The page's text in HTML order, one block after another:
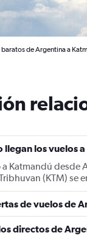
baratos de Argentina a
llegan los vuelos
a Katmandú desde
(KTM) se
de vuelos de
directos de